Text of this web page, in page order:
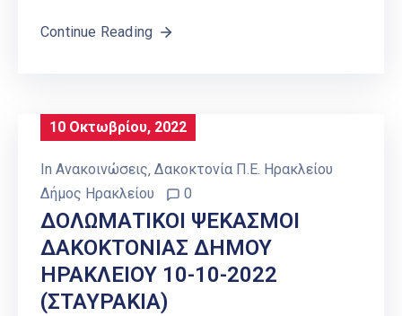
Continue Reading
10 Οκτωβρίου, 2022
In Ανακοινώσεις‚ Δακοκτονία Π.Ε. Ηρακλείου
Δήμος Ηρακλείου
0
ΔΟΛΩΜΑΤΙΚΟΙ ΨΕΚΑΣΜΟΙ
ΔΑΚΟΚΤΟΝΙΑΣ ΔΗΜΟΥ
ΗΡΑΚΛΕΙΟΥ 10-10-2022
(ΣΤΑΥΡΑΚΙΑ)